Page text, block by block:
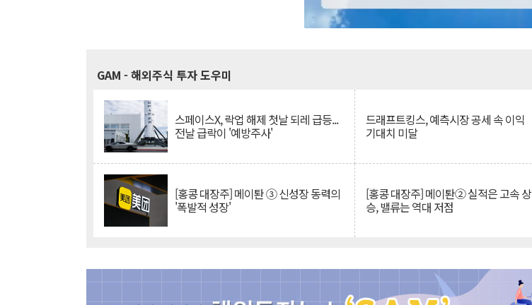
GAM - 해외주식 투자 도우미
스페이스X, 락업 해제 첫날 되레 급등...
전날 급락이 '예방주사'
드래프트킹스, 예측시장 공세 속 이익
기대치 미달
[홍콩 대장주] 메이퇀 ③ 신성장 동력의
'폭발적 성장'
[홍콩 대장주] 메이퇀② 실적은 고속 상
승, 밸류는 역대 저점